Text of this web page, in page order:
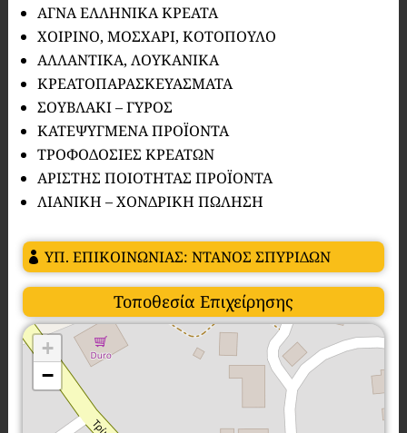
ΑΓΝΑ ΕΛΛΗΝΙΚΑ ΚΡΕΑΤΑ
ΧΟΙΡΙΝΟ, ΜΟΣΧΑΡΙ, ΚΟΤΟΠΟΥΛΟ
ΑΛΛΑΝΤΙΚΑ, ΛΟΥΚΑΝΙΚΑ
ΚΡΕΑΤΟΠΑΡΑΣΚΕΥΑΣΜΑΤΑ
ΣΟΥΒΛΑΚΙ – ΓΥΡΟΣ
ΚΑΤΕΨΥΓΜΕΝΑ ΠΡΟΪΟΝΤΑ
ΤΡΟΦΟΔΟΣΙΕΣ ΚΡΕΑΤΩΝ
ΑΡΙΣΤΗΣ ΠΟΙΟΤΗΤΑΣ ΠΡΟΪΟΝΤΑ
ΛΙΑΝΙΚΗ – ΧΟΝΔΡΙΚΗ ΠΩΛΗΣΗ
ΥΠ. ΕΠΙΚΟΙΝΩΝΙΑΣ: ΝΤΑΝΟΣ ΣΠΥΡΙΔΩΝ
Τοποθεσία Επιχείρησης
+
−